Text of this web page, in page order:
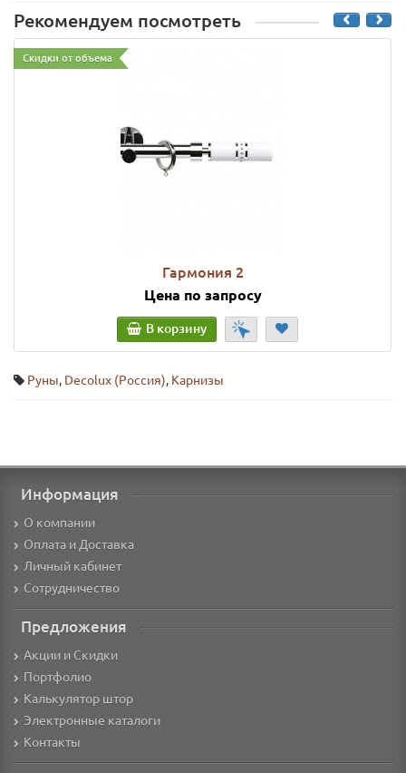
Рекомендуем посмотреть
Скидки от объема
Гармония 2
Цена по запросу
В корзину
Руны, Decolux (Россия), Карнизы
Информация
О компании
Оплата и Доставка
Личный кабинет
Сотрудничество
Предложения
Акции и Скидки
Портфолио
Калькулятор штор
Электронные каталоги
Контакты